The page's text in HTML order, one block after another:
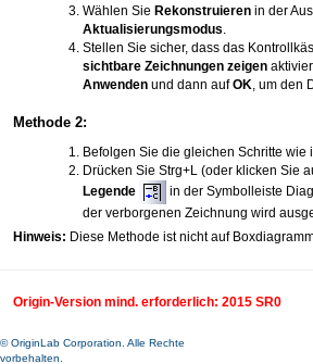
Wählen Sie Rekonstruieren in der
Aktualisierungsmodus.
Stellen Sie sicher, dass das
sichtbare Zeichnungen zeigen
Anwenden und dann aufOK, um den
Methode 2:
Befolgen Sie die gleichen Schritte wie
Drücken Sie Strg+L (oder klicken Sie
Legende
in der Symbolleiste
der verborgenen Zeichnung wird
Hinweis: Diese Methode ist nicht auf
Origin-Version mind. erforderlich: 2015 SR0
© OriginLab Corporation. Alle Rechte
vorbehalten.